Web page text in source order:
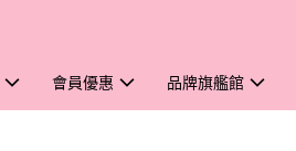
會員優惠 品牌旗艦館